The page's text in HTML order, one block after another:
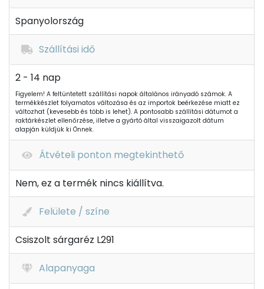
Spanyolország
Szállítási idő
2 - 14 nap
Figyelem! A feltüntetett szállítási napok általános irányadó számok. A
termékkészlet folyamatos változása és az importok beérkezése miatt ez
változhat (kevesebb és több is lehet). A pontosabb szállítási dátumot a
raktárkészlet ellenőrzése, illetve a gyártó által visszaigazolt dátum
alapján küldjük ki Önnek.
Átvételi ponton megtekinthető
Nem, ez a termék nincs kiállítva.
Felülete / színe
Csiszolt sárgaréz L291
Alapanyaga